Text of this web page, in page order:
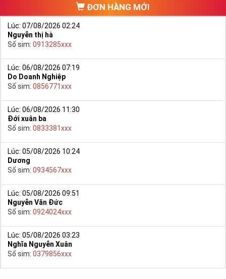
ĐƠN HÀNG MỚI
Lúc: 07/08/2026 02:24
Nguyễn thị hà
Số sim: 0913285xxx
Lúc: 06/08/2026 07:19
Do Doanh Nghiệp
Số sim: 0856771xxx
Lúc: 06/08/2026 11:30
Đới xuân ba
Số sim: 0833381xxx
Lúc: 05/08/2026 10:24
Dương
Số sim: 0934567xxx
Lúc: 05/08/2026 09:51
Nguyễn Văn Đức
Số sim: 0924024xxx
Lúc: 05/08/2026 03:23
Nghĩa Nguyễn Xuân
Số sim: 0379856xxx